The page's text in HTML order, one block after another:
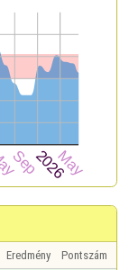
Eredmény
Pontszám